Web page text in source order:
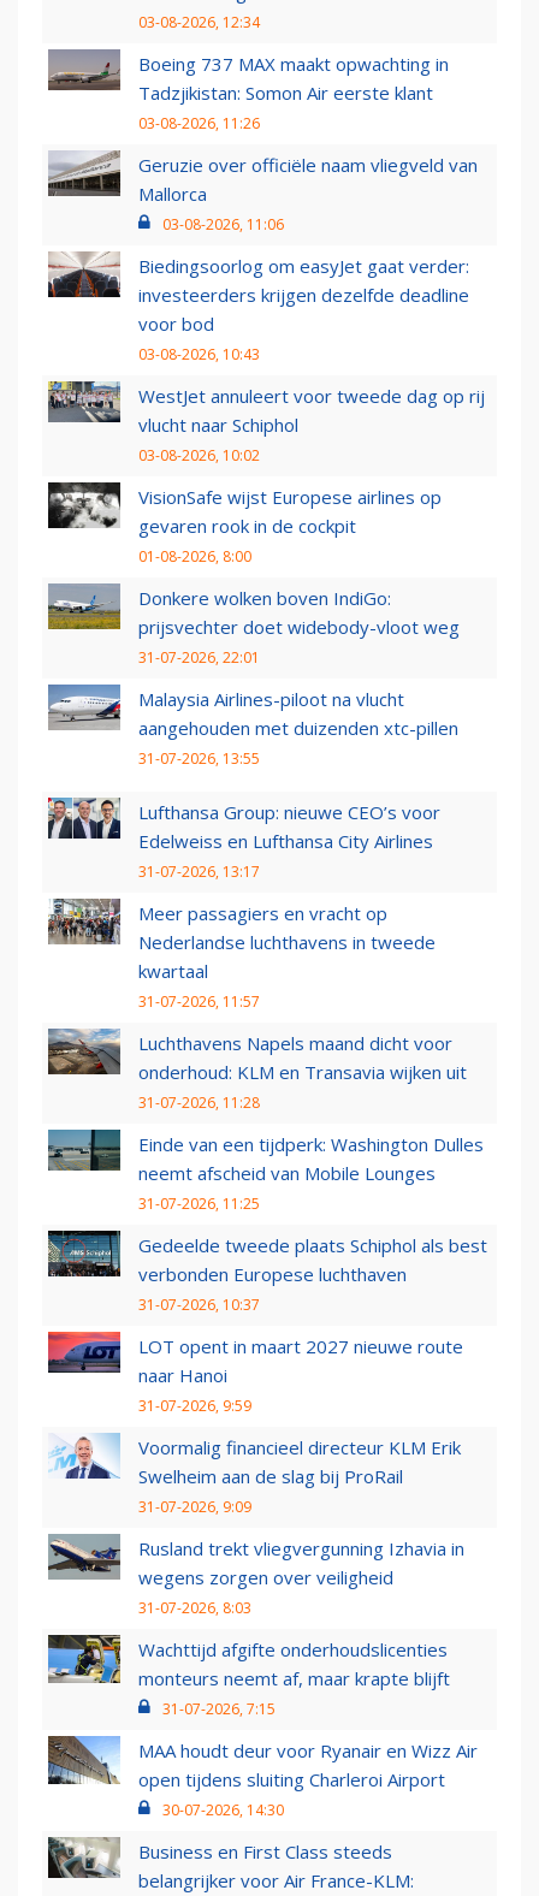
03-08-2026, 12:34
Boeing 737 MAX maakt opwachting in
Tadzjikistan: Somon Air eerste klant
03-08-2026, 11:26
Geruzie over officiële naam vliegveld van
Mallorca
03-08-2026, 11:06
Biedingsoorlog om easyJet gaat verder:
investeerders krijgen dezelfde deadline
voor bod
03-08-2026, 10:43
WestJet annuleert voor tweede dag op rij
vlucht naar Schiphol
03-08-2026, 10:02
VisionSafe wijst Europese airlines op
gevaren rook in de cockpit
01-08-2026, 8:00
Donkere wolken boven IndiGo:
prijsvechter doet widebody-vloot weg
31-07-2026, 22:01
Malaysia Airlines-piloot na vlucht
aangehouden met duizenden xtc-pillen
31-07-2026, 13:55
Lufthansa Group: nieuwe CEO’s voor
Edelweiss en Lufthansa City Airlines
31-07-2026, 13:17
Meer passagiers en vracht op
Nederlandse luchthavens in tweede
kwartaal
31-07-2026, 11:57
Luchthavens Napels maand dicht voor
onderhoud: KLM en Transavia wijken uit
31-07-2026, 11:28
Einde van een tijdperk: Washington Dulles
neemt afscheid van Mobile Lounges
31-07-2026, 11:25
Gedeelde tweede plaats Schiphol als best
verbonden Europese luchthaven
31-07-2026, 10:37
LOT opent in maart 2027 nieuwe route
naar Hanoi
31-07-2026, 9:59
Voormalig financieel directeur KLM Erik
Swelheim aan de slag bij ProRail
31-07-2026, 9:09
Rusland trekt vliegvergunning Izhavia in
wegens zorgen over veiligheid
31-07-2026, 8:03
Wachttijd afgifte onderhoudslicenties
monteurs neemt af, maar krapte blijft
31-07-2026, 7:15
MAA houdt deur voor Ryanair en Wizz Air
open tijdens sluiting Charleroi Airport
30-07-2026, 14:30
Business en First Class steeds
belangrijker voor Air France-KLM: